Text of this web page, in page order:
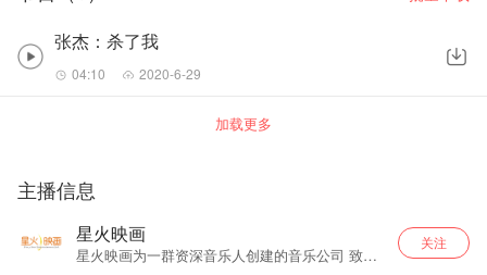
张杰：杀了我
04:10 2020-6-29
加载更多
主播信息
星火映画
星火映画为一群资深音乐人创建的音乐公司 致力
关注